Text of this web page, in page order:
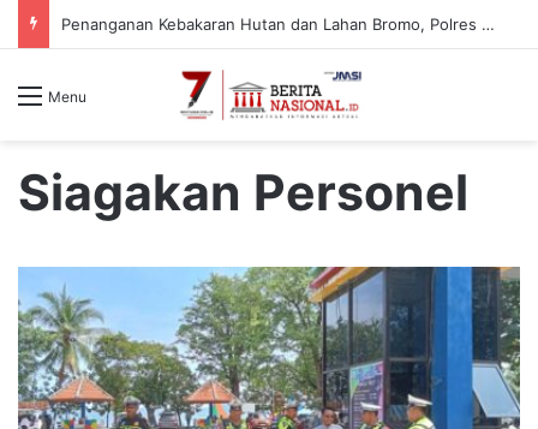
Penanganan Kebakaran Hutan dan Lahan Bromo, Polres Malang Pastikan Kawasan Jemplang Aman
Menu
Siagakan Personel